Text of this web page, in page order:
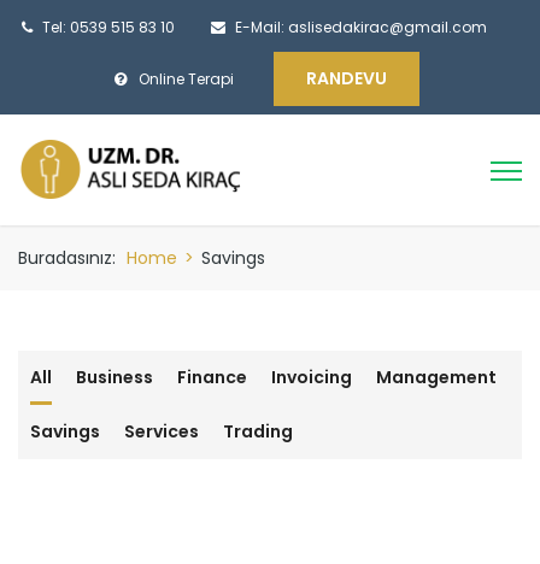
Tel: 0539 515 83 10 E-Mail: aslisedakirac@gmail.com
Online Terapi RANDEVU
Buradasınız: Home > Savings
All Business Finance Invoicing Management
Savings Services Trading